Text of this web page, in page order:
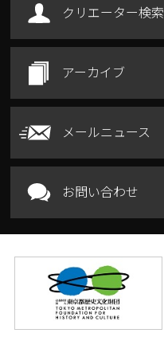
クリエーター検索
アーカイブ
メールニュース
お問い合わせ